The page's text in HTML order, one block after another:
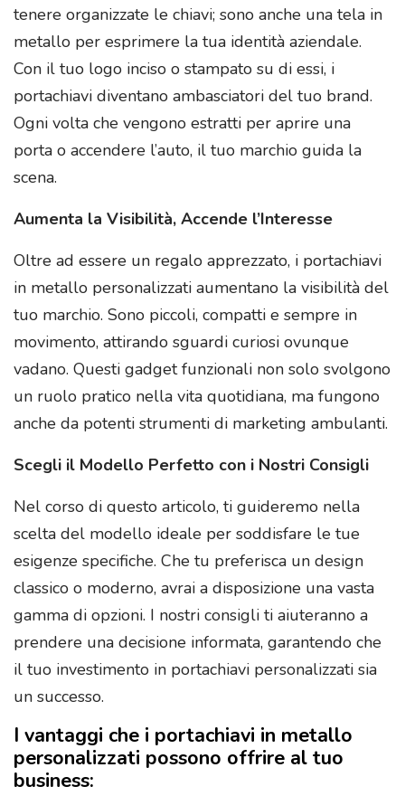
tenere organizzate le chiavi; sono anche una tela in
metallo per esprimere la tua identità aziendale.
Con il tuo logo inciso o stampato su di essi, i
portachiavi diventano ambasciatori del tuo brand.
Ogni volta che vengono estratti per aprire una
porta o accendere l’auto, il tuo marchio guida la
scena.
Aumenta la Visibilità, Accende l’Interesse
Oltre ad essere un regalo apprezzato, i portachiavi
in metallo personalizzati aumentano la visibilità del
tuo marchio. Sono piccoli, compatti e sempre in
movimento, attirando sguardi curiosi ovunque
vadano. Questi gadget funzionali non solo svolgono
un ruolo pratico nella vita quotidiana, ma fungono
anche da potenti strumenti di marketing ambulanti.
Scegli il Modello Perfetto con i Nostri Consigli
Nel corso di questo articolo, ti guideremo nella
scelta del modello ideale per soddisfare le tue
esigenze specifiche. Che tu preferisca un design
classico o moderno, avrai a disposizione una vasta
gamma di opzioni. I nostri consigli ti aiuteranno a
prendere una decisione informata, garantendo che
il tuo investimento in portachiavi personalizzati sia
un successo.
I vantaggi che i portachiavi in metallo
personalizzati possono offrire al tuo
business: